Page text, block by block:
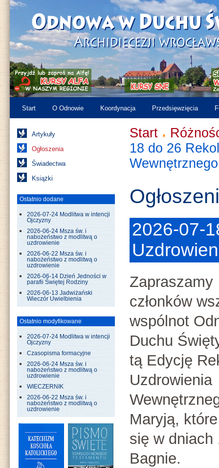
Start O Odnowie Koordynacja Przedsięwzięcia
Artykuły
Ogłoszenia
Świadectwa
Książki
Ostatnio dodane
2026-07-24 Modlitwa w intencji
Ojczyzny
2026-06-24 Msza św. i
nabożeństwo z modlitwą o
uzdrowienie
2026-06-22 Msza św. i
nabożeństwo z modlitwą o
uzdrowienie
2026-06-14 Dzień Jedności w
parafii Świętej Rodziny
2026-06-13 Jadwiżański
Wieczór Uwielbienia
Ostatnio modyfikowane
2026-07-24 Modlitwa w intencji
Ojczyzny
Czasopisma formacyjne
2026-06-24 Msza św. i
nabożeństwo z modlitwą o
uzdrowienie
WIECZERNIK
2026-06-22 Msza św. i
nabożeństwo z modlitwą o
uzdrowienie
Start
18 do 26
Wewnętrznego
2026-07-
Zapraszamy
członków
wspólnot
Duchu
tą Edycję
Uzdrowienia
Maryją,
się w dniach
Bagnie.